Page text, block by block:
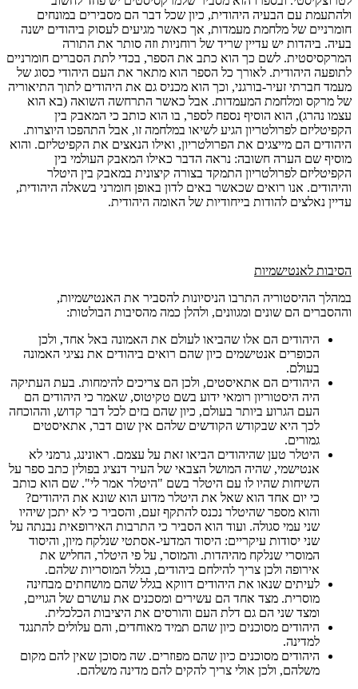
ולהתעמת עם הבעיה היהודית, כיון שכל דבר הם מסבירים במונחים
חומרניים של מלחמת מעמדות, אך כאשר מגיעים לעסוק ביהודים ישנה
בעיה. ביהדות יש עדיין שריד של רוחניות וזה סותר את התורה
המרקסיסטית. לשם כך הוא כתב את הספר, בכדי לתת הסברים חומרניים
לתופעה היהודית. לאורך כל הספר הוא מתאר את העם היהודי כסוג של
מעמד חברתי זעיר-בורגני, וכך הוא מכניס גם את היהודים לתוך התיאוריה
של מרקס ומלחמת המעמדות. אבל כאשר התרחשה השואה (בא הוא
עצמו נהרג), הוא הוסיף נספח לספר, בו הוא כותב כי המאבק בין
הקפיטליזם לפרולטריון הגיע לשיאו במלחמה זו, אבל התהפכו היוצרות.
היהודים הם מייצגים את הפרולטריון, ואילו הנאצים את הקפיטליזם. והוא
מוסיף שם הערה חשובה: נראה הדבר כאילו המאבק העולמי בין
הקפיטליזם לפרולטריון התמקד בצורה קיצונית במאבק בין היטלר
והיהודים. אנו רואים שכאשר באים לדון באופן חומרני בשאלה היהודית,
עדיין נאלצים להודות בייחודיות של האומה היהודית.
הסיבות לאנטישמיות
במהלך ההיסטוריה התרבו הניסיונות להסביר את האנטישמיות,
וההסברים הם שונים ומגוונים, ולהלן כמה מהסיבות הבולטות:
היהודים הם אלו שהביאו לעולם את האמונה באל אחד, ולכן
הכופרים אנטישמים כיון שהם רואים ביהודים את נציגי האמונה
בעולם.
היהודים הם אתאיסטים, ולכן הם צריכים להימחות. בעת העתיקה
היה היסטוריון רומאי ידוע בשם טקיטוס, שאמר כי היהודים הם
העם הגרוע ביותר בעולם, כיון שהם בזים לכל דבר קדוש, וההוכחה
לכך היא שבקודש הקודשים שלהם אין שום דבר, אתאיסטים
גמורים.
היטלר טען שהיהודים הביאו זאת על עצמם. ראונינג, גרמני לא
אנטישמי, שהיה המושל הצבאי של העיר דנציג בפולין כתב ספר על
השיחות שהיו לו עם היטלר בשם "היטלר אמר לי". שם הוא כותב
כי יום אחד הוא שאל את היטלר מדוע הוא שונא את היהודים?
והוא מספר שהיטלר נכנס להתקף זעם, והסביר כי לא יתכן שיהיו
שני עמי סגולה. ועוד הוא הסביר כי התרבות האירופאית נבנתה על
שני יסודות עיקריים: היסוד המדעי-אסתטי שנלקח מיון, והיסוד
המוסרי שנלקח מהיהדות. והמוסר, על פי היטלר, החליש את
אירופה ולכן צריך להילחם ביהודים, בגלל המוסריות שלהם.
לעיתים שנאו את היהודים דווקא בגלל שהם מושחתים מבחינה
מוסרית. מצד אחד הם עשירים ומסכנים את עושרם של הגויים,
ומצד שני הם גם דלת העם והורסים את היציבות הכלכלית.
היהודים מסוכנים כיון שהם תמיד מאוחדים, והם עלולים להתנגד
למדינה.
היהודים מסוכנים כיון שהם מפוזרים. שה מסוכן שאין להם מקום
משלהם, ולכן אולי צריך להקים להם מדינה משלהם.